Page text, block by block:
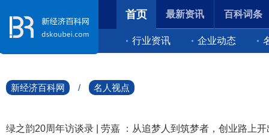
首页
行业资讯 企业动态
最新资讯 百科词条
新经济百科网 / 名人视点
绿之韵20周年访谈录 | 劳嘉 ：从追梦人到筑梦者，创业路上开